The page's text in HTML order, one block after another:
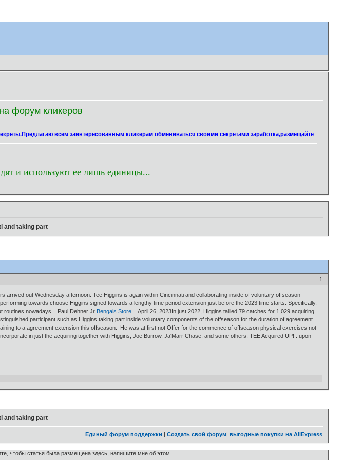
форум кликеров
всем заинтересованным кликерам обмениваться своими секретами заработка,размещайте
и используют ее лишь единицы...
and taking part
1
out Wednesday afternoon. Tee Higgins is again within Cincinnati and collaborating inside of voluntary offseason
towards choose Higgins signed towards a lengthy time period extension just before the 2023 time starts. Specifically,
routines nowadays. Paul Dehner Jr Bengals Store . April 26, 2023In just 2022, Higgins tallied 79 catches for 1,029 acquiring
participant such as Higgins taking part inside voluntary components of the offseason for the duration of agreement
to a agreement extension this offseason. He was at first not Offer for the commence of offseason physical exercises not
in just the acquiring together with Higgins, Joe Burrow, Ja'Marr Chase, and some others. TEE Acquired UP! : upon
and taking part
Единый форум поддержки | Создать свой форум| выгодные покупки на AliExpress
чтобы статья была размещена здесь, напишите мне об этом.